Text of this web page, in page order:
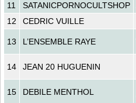
11
SATANICPORNOCULTSHOP
12
CEDRIC VUILLE
13 L’ENSEMBLE RAYE
14 JEAN 20 HUGUENIN
15 DEBILE MENTHOL